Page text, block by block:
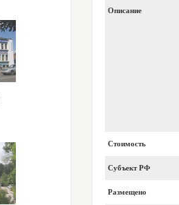
Описание
Стоимость
Субъект РФ
Размещено